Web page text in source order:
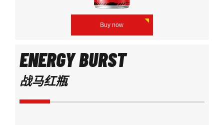
Buy now
ENERGY BURST
战马红瓶